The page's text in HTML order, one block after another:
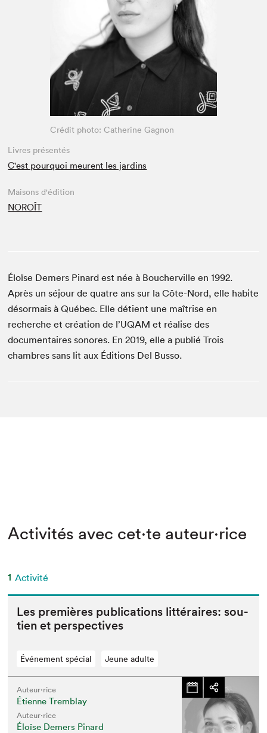
Crédit photo: Catherine Gagnon
Livres présentés
C'est pourquoi meurent les jardins
Maisons d'édition
NOROÎT
Éloïse Demers Pinard est née à Boucherville en 1992.
Après un séjour de quatre ans sur la Côte-Nord, elle habite
désormais à Québec. Elle détient une maîtrise en
recherche et création de l’UQAM et réalise des
documentaires sonores. En 2019, elle a publié Trois
chambres sans lit aux Éditions Del Busso.
Activités avec cet·te auteur·rice
1 Activité
Les pre­mières pub­li­ca­tions lit­téraires: sou­
tien et perspectives
Événement spécial Jeune adulte
Auteur·rice
Étienne Tremblay
Auteur·rice
Éloïse Demers Pinard